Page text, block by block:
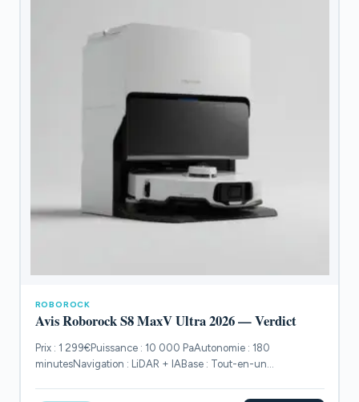
ROBOROCK
Avis Roborock S8 MaxV Ultra 2026 — Verdict
Prix : 1 299€Puissance : 10 000 PaAutonomie : 180
minutesNavigation : LiDAR + IABase : Tout-en-un